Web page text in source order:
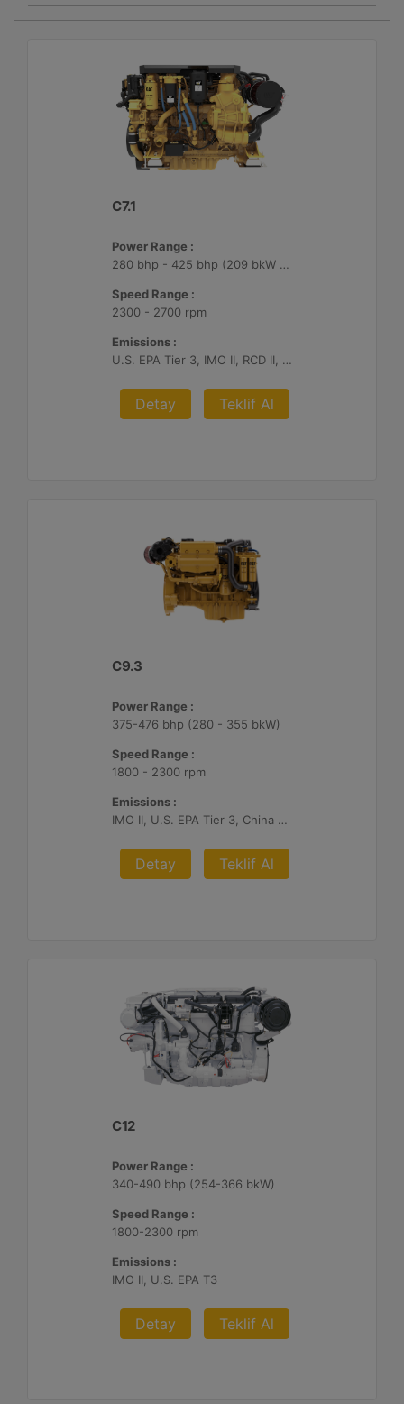
C7.1
Power Range :
280 bhp - 425 bhp (209 bkW - 317 bkW)
Speed Range :
2300 - 2700 rpm
Emissions :
U.S. EPA Tier 3, IMO II, RCD II, China II
Detay Teklif Al
C9.3
Power Range :
375-476 bhp (280 - 355 bkW)
Speed Range :
1800 - 2300 rpm
Emissions :
IMO II, U.S. EPA Tier 3, China Stage II
Detay Teklif Al
C12
Power Range :
340-490 bhp (254-366 bkW)
Speed Range :
1800-2300 rpm
Emissions :
IMO II, U.S. EPA T3
Detay Teklif Al